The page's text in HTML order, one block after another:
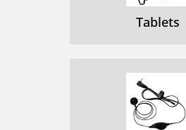
Tablets